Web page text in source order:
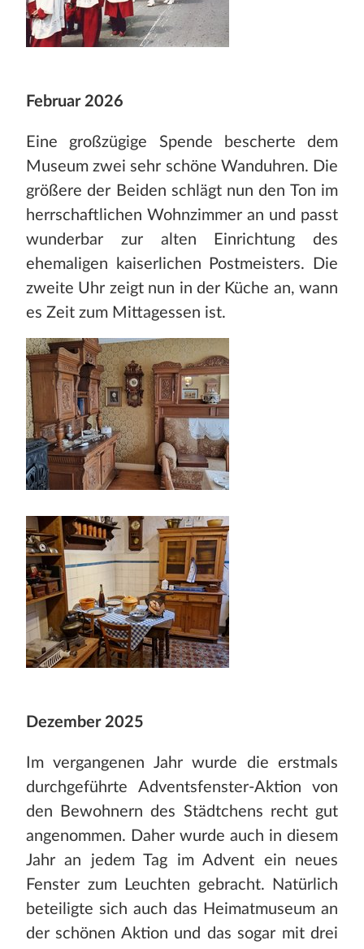
Februar 2026
Eine großzügige Spende bescherte dem
Museum zwei sehr schöne Wanduhren. Die
größere der Beiden schlägt nun den Ton im
herrschaftlichen Wohnzimmer an und passt
wunderbar zur alten Einrichtung des
ehemaligen kaiserlichen Postmeisters. Die
zweite Uhr zeigt nun in der Küche an, wann
es Zeit zum Mittagessen ist.
Dezember 2025
Im vergangenen Jahr wurde die erstmals
durchgeführte Adventsfenster-Aktion von
den Bewohnern des Städtchens recht gut
angenommen. Daher wurde auch in diesem
Jahr an jedem Tag im Advent ein neues
Fenster zum Leuchten gebracht. Natürlich
beteiligte sich auch das Heimatmuseum an
der schönen Aktion und das sogar mit drei